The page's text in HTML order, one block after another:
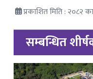
प्रकाशित मिति : २०८२
सम्बन्धित